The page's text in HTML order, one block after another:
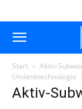
Start
Aktiv-
Umlenktechnologie
Aktiv-